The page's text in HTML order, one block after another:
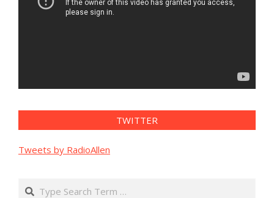
TWITTER
Tweets by RadioAllen
Search